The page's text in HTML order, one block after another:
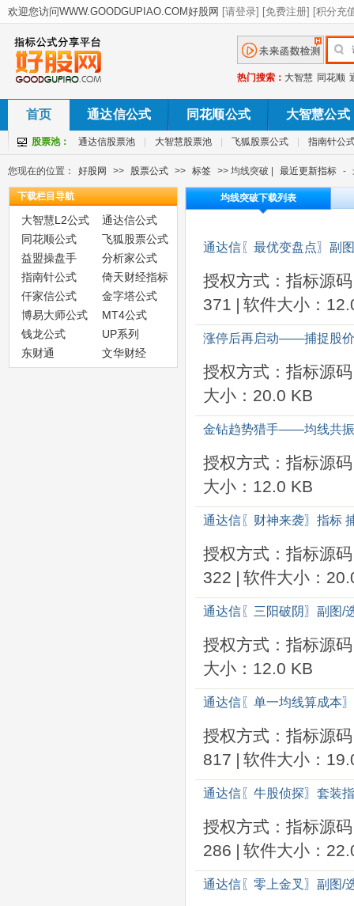
热门搜索： 大智慧 同花顺
首页 通达信公式 同花顺公式 大智慧公式
股票池： 通达信股票池 大智慧股票池 飞狐股票公式 指南针公
您现在的位置： 好股网 >> 股票公式 >> 标签 >> 均线突破 | 最近更新指标 -
下载栏目导航
大智慧L2公式
通达信公式
同花顺公式
飞狐股票公式
益盟操盘手
分析家公式
指南针公式
倚天财经指标
仟家信公式
金字塔公式
博易大师公式
MT4公式
钱龙公式
UP系列
东财通
文华财经
均线突破下载列表
通达信〖最优变盘点〗副
授权方式：指标源码
371 | 软件大小：
涨停后再启动——捕捉股
授权方式：指标源码
大小：20.0 KB
金钻趋势猎手——均线共
授权方式：指标源码
大小：12.0 KB
通达信〖财神来袭〗指标
授权方式：指标源码
322 | 软件大小：
通达信〖三阳破阴〗副图/
授权方式：指标源码
大小：12.0 KB
通达信〖单一均线算成本
授权方式：指标源码
817 | 软件大小：
通达信〖牛股侦探〗套装
授权方式：指标源码
286 | 软件大小：
通达信〖零上金叉〗副图/